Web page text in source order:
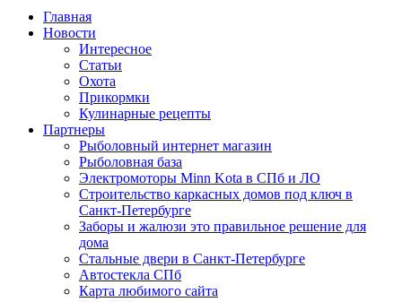
Главная
Новости
Интересное
Статьи
Охота
Прикормки
Кулинарные рецепты
Партнеры
Рыболовный интернет магазин
Рыболовная база
Электромоторы Minn Kota в СПб и ЛО
Строительство каркасных домов под ключ в
Санкт-Петербурге
Заборы и жалюзи это правильное решение для
дома
Стальные двери в Санкт-Петербурге
Автостекла СПб
Карта любимого сайта